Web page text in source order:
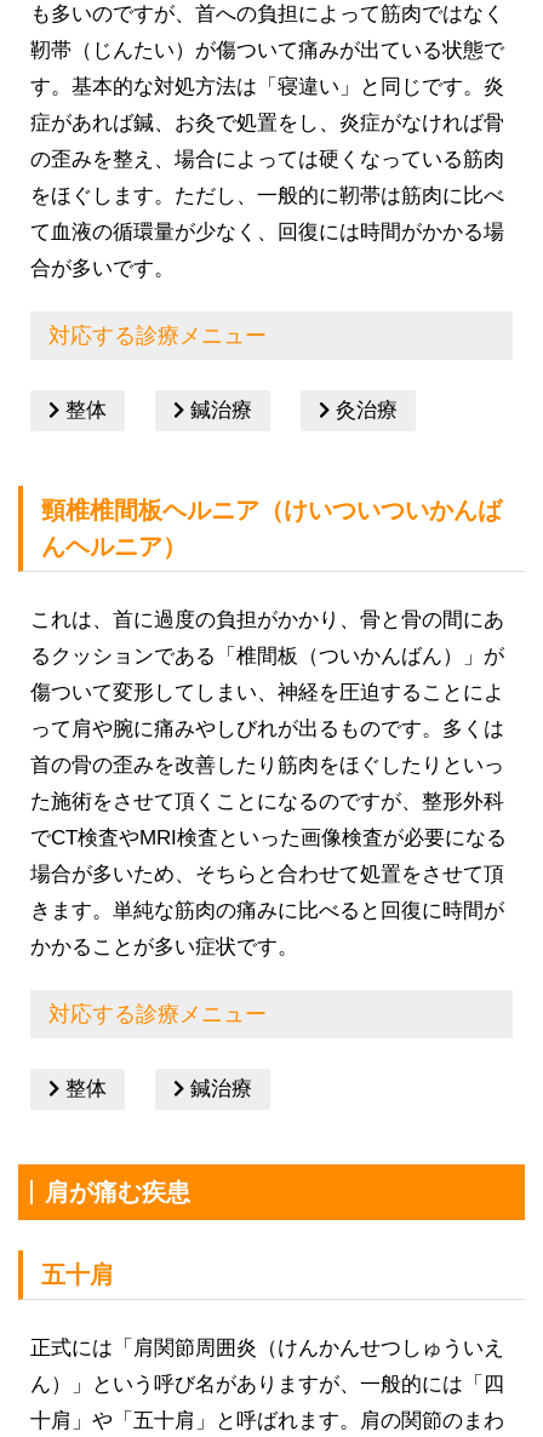
も多いのですが、首への負担によって筋肉ではなく
靭帯（じんたい）が傷ついて痛みが出ている状態で
す。基本的な対処方法は「寝違い」と同じです。炎
症があれば鍼、お灸で処置をし、炎症がなければ骨
の歪みを整え、場合によっては硬くなっている筋肉
をほぐします。ただし、一般的に靭帯は筋肉に比べ
て血液の循環量が少なく、回復には時間がかかる場
合が多いです。
対応する診療メニュー
整体 鍼治療 灸治療
頸椎椎間板ヘルニア（けいついついかんば
んヘルニア）
これは、首に過度の負担がかかり、骨と骨の間にあ
るクッションである「椎間板（ついかんばん）」が
傷ついて変形してしまい、神経を圧迫することによ
って肩や腕に痛みやしびれが出るものです。多くは
首の骨の歪みを改善したり筋肉をほぐしたりといっ
た施術をさせて頂くことになるのですが、整形外科
でCT検査やMRI検査といった画像検査が必要になる
場合が多いため、そちらと合わせて処置をさせて頂
きます。単純な筋肉の痛みに比べると回復に時間が
かかることが多い症状です。
対応する診療メニュー
整体 鍼治療
肩が痛む疾患
五十肩
正式には「肩関節周囲炎（けんかんせつしゅういえ
ん）」という呼び名がありますが、一般的には「四
十肩」や「五十肩」と呼ばれます。肩の関節のまわ